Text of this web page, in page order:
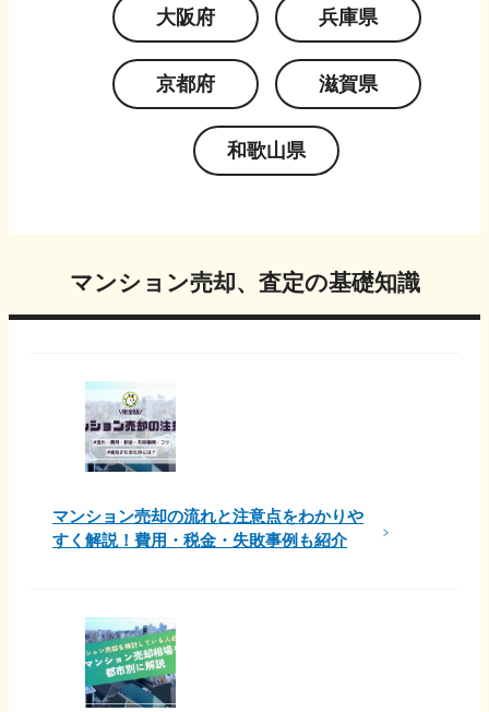
大阪府 兵庫県
京都府 滋賀県
和歌山県
マンション売却、査定の基礎知識
マンション売却の流れと注意点をわかりや
すく解説！費用・税金・失敗事例も紹介